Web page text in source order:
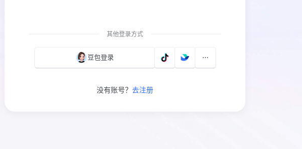
其他登录方式
豆包登录
没有账号？ 去注册